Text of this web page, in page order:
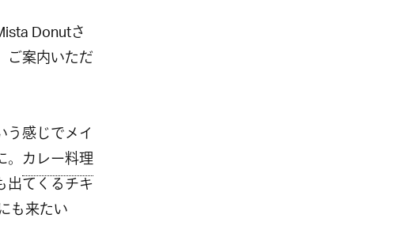
Donutさ
案内いただ
感じでメイ
カレー料理
出てくるチキ
も来たい